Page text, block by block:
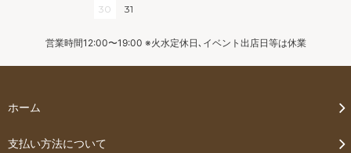
30
31
営業時間12:00〜19:00 ※火水定休日､イベント出店日等は休業
ホーム
支払い方法について